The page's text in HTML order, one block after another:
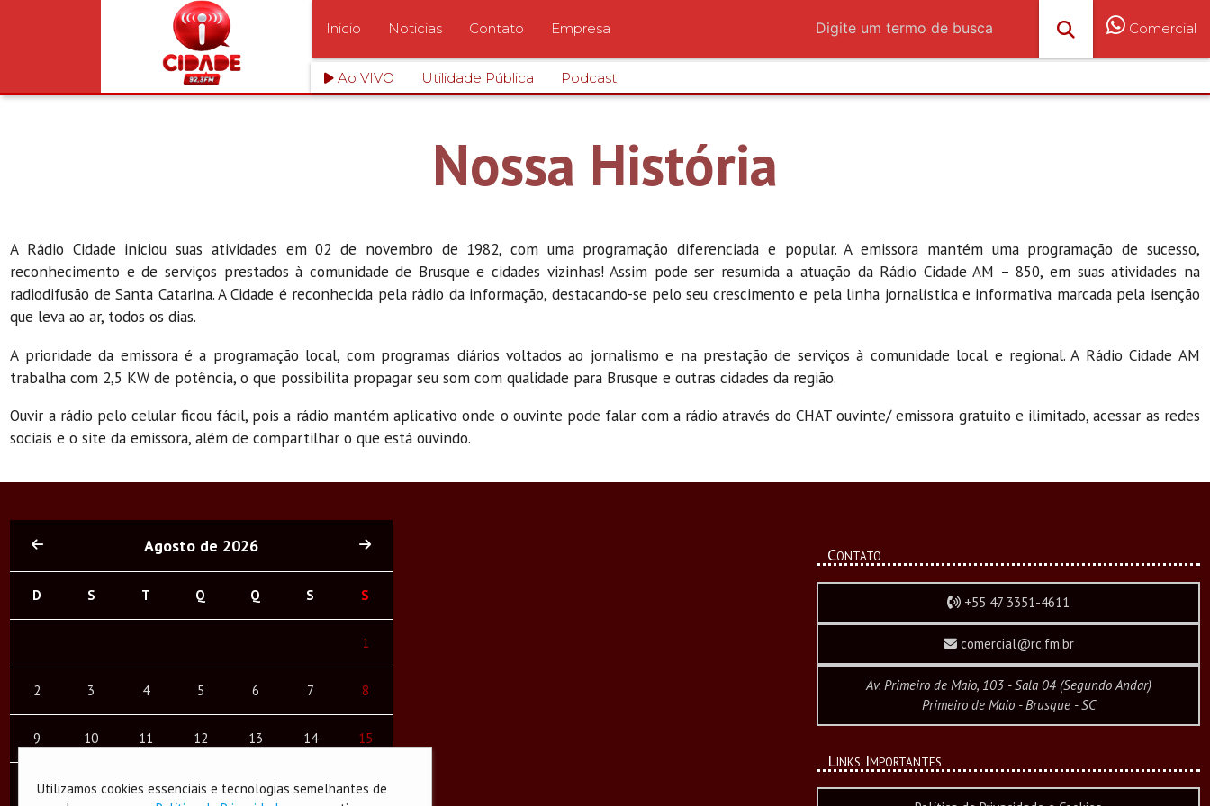
Inicio Noticias Contato Empresa Comercial
Ao VIVO Utilidade Pública Podcast
Nossa História
A Rádio Cidade iniciou suas atividades em 02 de novembro de 1982, com uma programação diferenciada e popular. A emissora mantém uma programação de sucesso,
reconhecimento e de serviços prestados à comunidade de Brusque e cidades vizinhas! Assim pode ser resumida a atuação da Rádio Cidade AM – 850, em suas atividades na
radiodifusão de Santa Catarina. A Cidade é reconhecida pela rádio da informação, destacando-se pelo seu crescimento e pela linha jornalística e informativa marcada pela isenção
que leva ao ar, todos os dias.
A prioridade da emissora é a programação local, com programas diários voltados ao jornalismo e na prestação de serviços à comunidade local e regional. A Rádio Cidade AM
trabalha com 2,5 KW de potência, o que possibilita propagar seu som com qualidade para Brusque e outras cidades da região.
Ouvir a rádio pelo celular ficou fácil, pois a rádio mantém aplicativo onde o ouvinte pode falar com a rádio através do CHAT ouvinte/ emissora gratuito e ilimitado, acessar as redes
sociais e o site da emissora, além de compartilhar o que está ouvindo.
Agosto de 2026
D S T Q Q S S
1
2 3 4 5 6 7 8
9 10 11 12 13 14 15
16 17 18 19 20 21 22
Contato
+55 47 3351-4611
comercial@rc.fm.br
Av. Primeiro de Maio, 103 - Sala 04 (Segundo Andar)
Primeiro de Maio - Brusque - SC
Links Importantes
Utilizamos cookies essenciais e tecnologias semelhantes de